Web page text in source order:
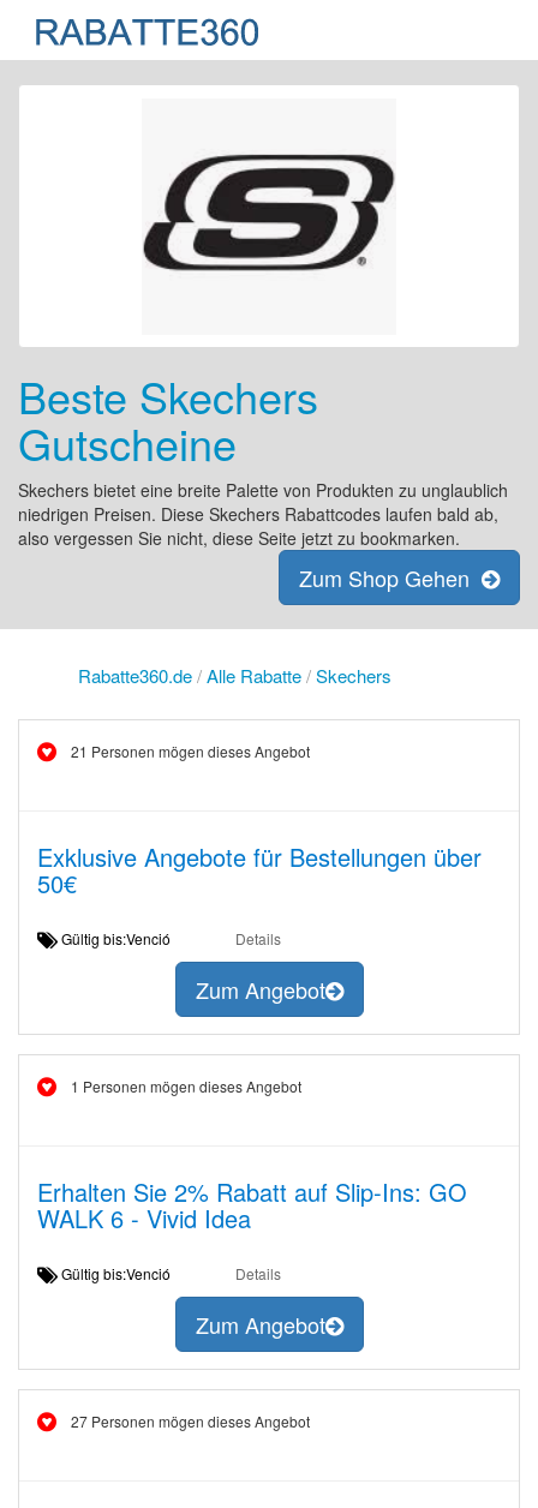
Beste Skechers
Gutscheine
Skechers bietet eine breite Palette von Produkten zu unglaublich
niedrigen Preisen. Diese Skechers Rabattcodes laufen bald ab,
also vergessen Sie nicht, diese Seite jetzt zu bookmarken.
Zum Shop Gehen
Rabatte360.de/Alle Rabatte/Skechers
21 Personen mögen dieses Angebot
Exklusive Angebote für Bestellungen über
50€
Gültig bis:Venció Details
Zum Angebot
1 Personen mögen dieses Angebot
Erhalten Sie 2% Rabatt auf Slip-Ins: GO
WALK 6 - Vivid Idea
Gültig bis:Venció Details
Zum Angebot
27 Personen mögen dieses Angebot